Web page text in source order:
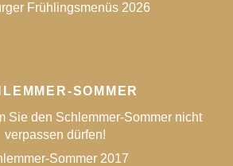
Frühlingsmenüs 2026
SOMMER
Sie den Schlemmer-Sommer nicht
verpassen dürfen!
Sommer 2017